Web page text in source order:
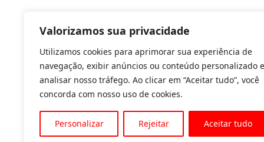
Valorizamos sua privacidade
Utilizamos cookies para aprimorar sua experiência de
navegação, exibir anúncios ou conteúdo personalizado e
analisar nosso tráfego. Ao clicar em “Aceitar tudo”, você
concorda com nosso uso de cookies.
Personalizar Rejeitar Aceitar tudo